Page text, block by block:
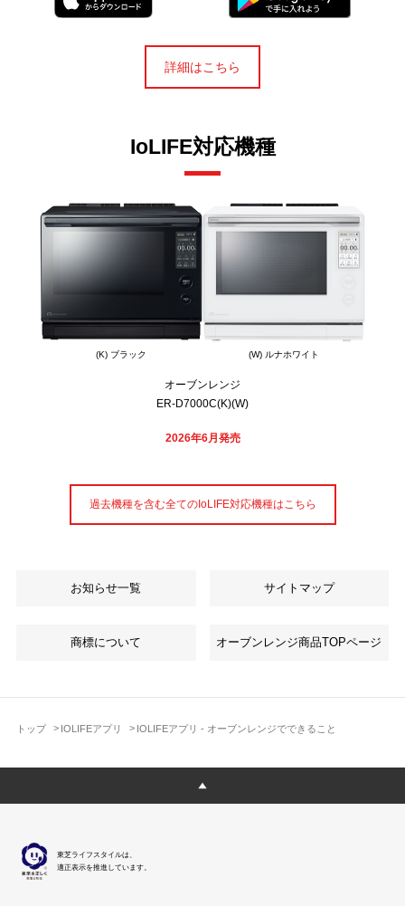
トップ IOLIFEアプリ IOLIFEアプリ - オーブンレンジでできること
詳細はこちら
IoLIFE対応機種
(K) ブラック (W) ルナホワイト
オーブンレンジ
ER-D7000C(K)(W)
2026年6月発売
過去機種を含む全てのIoLIFE対応機種はこちら
お知らせ一覧 サイトマップ
商標について オーブンレンジ商品TOPページ
東芝ライフスタイルは、
適正表示を推進しています。